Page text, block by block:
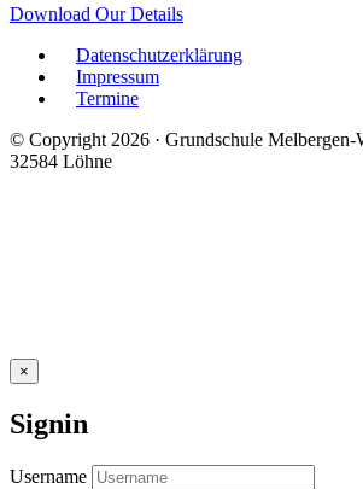
Download Our Details
Datenschutzerklärung
Impressum
Termine
© Copyright 2026 · Grundschule Melbergen-
32584 Löhne
×
Signin
Username